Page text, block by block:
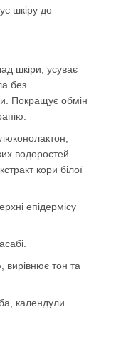
шкіру до
шкіри, усуває
без
Покращує обмін
водоростей
кори білої
епідермісу
вирівнює тон та
календули.